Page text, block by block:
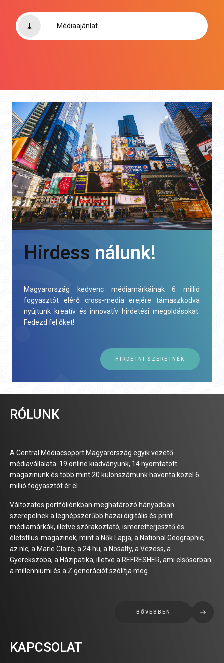
Médiaajánlat
Hirdess nálunk!
Magyarország kedvenc médiamárkáinak 6 millió
fogyasztót elérő cross-media erejére támaszkodva
nyújtunk kreatív és innovatív hirdetési megoldásokat.
Fedezd fel őket!
HIRDETNI SZERETNÉK
RÓLUNK
A Central Médiacsoport Magyarország egyik vezető
médiavállalata. 19 online kiadványunk, 14 nyomtatott
magazinunk és több mint 20 különszámunk havonta közel 6
millió fogyasztót ér el.
Változatos portfóliónkban meghatározó hányadban
szerepelnek a legnépszerűbb hazai digitális és print
médiamárkák, illetve szórakoztató, ismeretterjesztő és
életstílus-magazinok, mint a Nők Lapja, a National Geographic,
az nlc, a Marie Claire, a 24.hu, a Nosalty, a Vezess, a
Gyerekszoba, a Házipatika, illetve a REFRESHER, ami elsősorban
a millenniumi és a Z generációt szólítja meg.
BŐVEBBEN
KAPCSOLAT